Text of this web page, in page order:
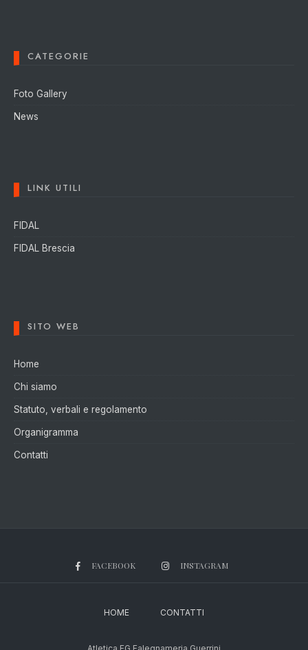
CATEGORIE
Foto Gallery
News
LINK UTILI
FIDAL
FIDAL Brescia
SITO WEB
Home
Chi siamo
Statuto, verbali e regolamento
Organigramma
Contatti
FACEBOOK INSTAGRAM
HOME CONTATTI